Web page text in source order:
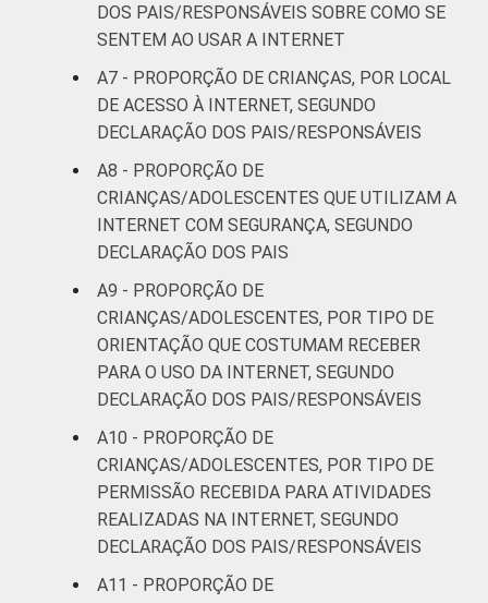
¹Base: 2 261 usuários de Internet de 9 a 17
coletados entre setembro de 2013 e janeiro
de 2014.
Fonte: NIC.br - set/2013 a jan/2014
DOS PAIS/RESPONSÁVEIS SOBRE COMO SE
SENTEM AO USAR A INTERNET
A7 - PROPORÇÃO DE CRIANÇAS, POR LOCAL
DE ACESSO À INTERNET, SEGUNDO
DECLARAÇÃO DOS PAIS/RESPONSÁVEIS
A8 - PROPORÇÃO DE
CRIANÇAS/ADOLESCENTES QUE UTILIZAM A
INTERNET COM SEGURANÇA, SEGUNDO
DECLARAÇÃO DOS PAIS
A9 - PROPORÇÃO DE
CRIANÇAS/ADOLESCENTES, POR TIPO DE
ORIENTAÇÃO QUE COSTUMAM RECEBER
PARA O USO DA INTERNET, SEGUNDO
DECLARAÇÃO DOS PAIS/RESPONSÁVEIS
A10 - PROPORÇÃO DE
CRIANÇAS/ADOLESCENTES, POR TIPO DE
PERMISSÃO RECEBIDA PARA ATIVIDADES
REALIZADAS NA INTERNET, SEGUNDO
DECLARAÇÃO DOS PAIS/RESPONSÁVEIS
A11 - PROPORÇÃO DE